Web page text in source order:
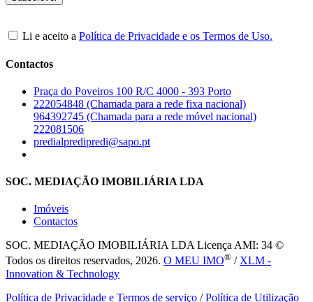
Li e aceito a Política de Privacidade e os Termos de Uso.
Contactos
Praça do Poveiros 100 R/C 4000 - 393 Porto
222054848 (Chamada para a rede fixa nacional)
964392745 (Chamada para a rede móvel nacional)
222081506
predialpredipredi@sapo.pt
SOC. MEDIAÇÃO IMOBILIÁRIA LDA
Imóveis
Contactos
SOC. MEDIAÇÃO IMOBILIÁRIA LDA Licença AMI: 34 ©
Todos os direitos reservados, 2026. O MEU IMO® /XLM -
Innovation & Technology
Política de Privacidade e Termos de serviço /Política de Utilização